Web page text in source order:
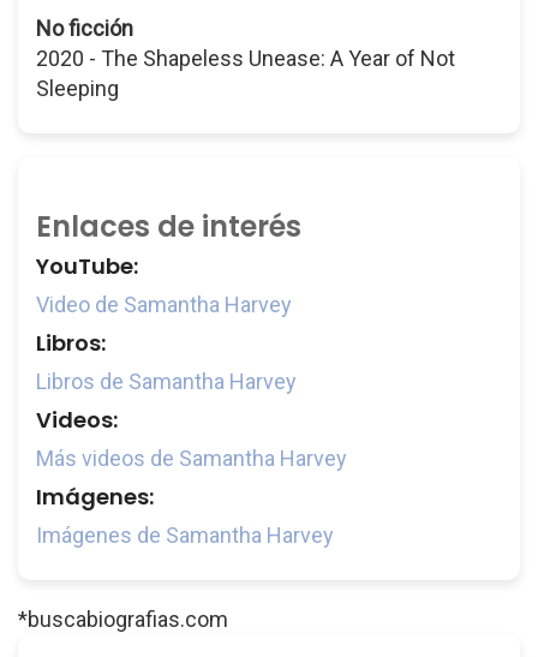
No ficción
2020 - The Shapeless Unease: A Year of Not
Sleeping
Enlaces de interés
YouTube:
Video de Samantha Harvey
Libros:
Libros de Samantha Harvey
Videos:
Más videos de Samantha Harvey
Imágenes:
Imágenes de Samantha Harvey
*buscabiografias.com